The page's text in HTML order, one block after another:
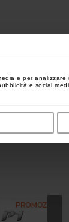
e per
e social
da